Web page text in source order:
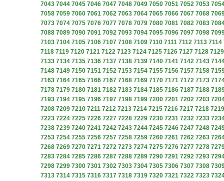
7043 7044 7045 7046 7047 7048 7049 7050 7051 7052 7053
7058 7059 7060 7061 7062 7063 7064 7065 7066 7067 7068
7073 7074 7075 7076 7077 7078 7079 7080 7081 7082 7083
7088 7089 7090 7091 7092 7093 7094 7095 7096 7097 7098
7103 7104 7105 7106 7107 7108 7109 7110 7111 7112 7113 7114
7118 7119 7120 7121 7122 7123 7124 7125 7126 7127 7128 7129
7133 7134 7135 7136 7137 7138 7139 7140 7141 7142 7143
7148 7149 7150 7151 7152 7153 7154 7155 7156 7157 7158
7163 7164 7165 7166 7167 7168 7169 7170 7171 7172 7173
7178 7179 7180 7181 7182 7183 7184 7185 7186 7187 7188
7193 7194 7195 7196 7197 7198 7199 7200 7201 7202 7203
7208 7209 7210 7211 7212 7213 7214 7215 7216 7217 7218 7219
7223 7224 7225 7226 7227 7228 7229 7230 7231 7232 7233
7238 7239 7240 7241 7242 7243 7244 7245 7246 7247 7248
7253 7254 7255 7256 7257 7258 7259 7260 7261 7262 7263
7268 7269 7270 7271 7272 7273 7274 7275 7276 7277 7278
7283 7284 7285 7286 7287 7288 7289 7290 7291 7292 7293
7298 7299 7300 7301 7302 7303 7304 7305 7306 7307 7308
7313 7314 7315 7316 7317 7318 7319 7320 7321 7322 7323